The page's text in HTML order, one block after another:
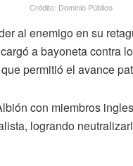
Crédito: Dominio Público
al enemigo en su
a bayoneta contra
permitió el avance
con miembros
logrando